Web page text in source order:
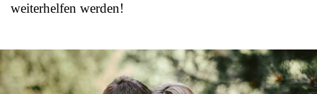
weiterhelfen werden!